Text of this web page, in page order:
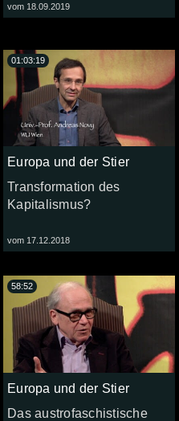
vom 18.09.2019
Europa und der Stier
Transformation des
Kapitalismus?
vom 17.12.2018
01:03:19
Europa und der Stier
Das austrofaschistische
58:52